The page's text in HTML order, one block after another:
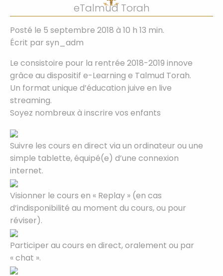
eTalmud Torah
Posté le 5 septembre 2018 à 10 h 13 min.
Écrit par syn_adm
Le consistoire pour la rentrée 2018-2019 innove
grâce au dispositif e-Learning e Talmud Torah.
Un format unique d’éducation juive en live
streaming.
Soyez nombreux à inscrire vos enfants
Suivre les cours en direct via un ordinateur ou une
simple tablette, équipé(e) d’une connexion
internet.
Visionner le cours en « Replay » (en cas
d’indisponibilité au moment du cours, ou pour
réviser).
Participer au cours en direct, oralement ou par
« chat ».